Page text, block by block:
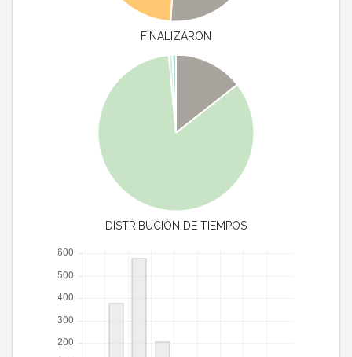
FINALIZARON
DISTRIBUCIÓN DE TIEMPOS